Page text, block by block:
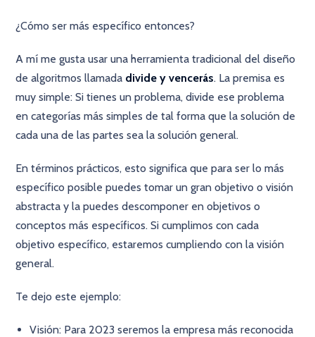
¿Cómo ser más específico entonces?
A mí me gusta usar una herramienta tradicional del diseño
de algoritmos llamada divide y vencerás. La premisa es
muy simple: Si tienes un problema, divide ese problema
en categorías más simples de tal forma que la solución de
cada una de las partes sea la solución general.
En términos prácticos, esto significa que para ser lo más
específico posible puedes tomar un gran objetivo o visión
abstracta y la puedes descomponer en objetivos o
conceptos más específicos. Si cumplimos con cada
objetivo específico, estaremos cumpliendo con la visión
general.
Te dejo este ejemplo:
Visión: Para 2023 seremos la empresa más reconocida